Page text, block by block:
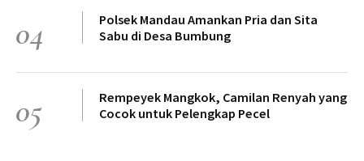
04
Polsek Mandau Amankan Pria dan Sita
Sabu di Desa Bumbung
05
Rempeyek Mangkok, Camilan Renyah yang
Cocok untuk Pelengkap Pecel